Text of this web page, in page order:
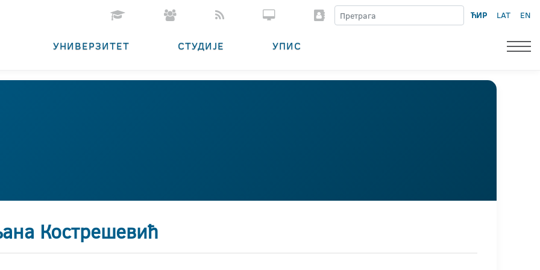
ЋИР LAT EN
УНИВЕРЗИТЕТ СТУДИЈЕ УПИС
Кострешевић